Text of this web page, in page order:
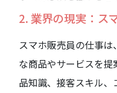
2. 業界の現実：ス
スマホ販売員の仕事
な商品やサービスを
品知識、接客スキル、